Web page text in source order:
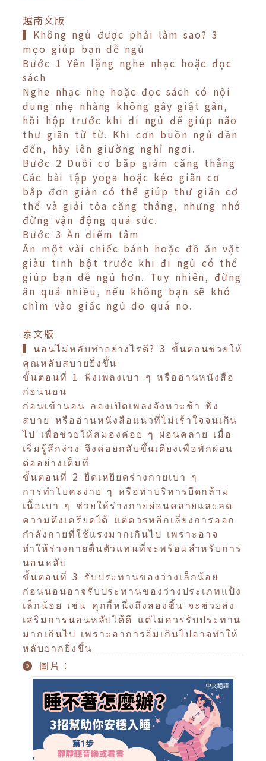
越南文版
▍Không ngủ được phải làm sao? 3
mẹo giúp bạn dễ ngủ
Bước 1 Yên lặng nghe nhạc hoặc đọc
sách
Nghe nhạc nhẹ hoặc đọc sách có nội
dung nhẹ nhàng không gây giật gân,
hồi hộp trước khi đi ngủ để giúp não
thư giãn từ từ. Khi cơn buồn ngủ dần
đến, hãy lên giường nghỉ ngơi.
Bước 2 Duỗi cơ bắp giảm căng thẳng
Các bài tập yoga hoặc kéo giãn cơ
bắp đơn giản có thể giúp thư giãn cơ
thể và giải tỏa căng thẳng, nhưng nhớ
đừng vận động quá sức.
Bước 3 Ăn điểm tâm
Ăn một vài chiếc bánh hoặc đồ ăn vặt
giàu tinh bột trước khi đi ngủ có thể
giúp bạn dễ ngủ hơn. Tuy nhiên, đừng
ăn quá nhiều, nếu không bạn sẽ khó
chìm vào giấc ngủ do quá no.
泰文版
▍นอนไม่หลับทำอย่างไรดี? 3 ขั้นตอนช่วยให้
คุณหลับสบายยิ่งขึ้น
ขั้นตอนที่ 1 ฟังเพลงเบา ๆ หรืออ่านหนังสือ
ก่อนนอน
ก่อนเข้านอน ลองเปิดเพลงจังหวะช้า ฟัง
สบาย หรืออ่านหนังสือแนวที่ไม่เร้าใจจนเกิน
ไป เพื่อช่วยให้สมองค่อย ๆ ผ่อนคลาย เมื่อ
เริ่มรู้สึกง่วง จึงค่อยกลับขึ้นเตียงเพื่อพักผ่อน
ต่ออย่างเต็มที่
ขั้นตอนที่ 2 ยืดเหยียดร่างกายเบา ๆ
การทำโยคะง่าย ๆ หรือท่าบริหารยืดกล้าม
เนื้อเบา ๆ ช่วยให้ร่างกายผ่อนคลายและลด
ความตึงเครียดได้ แต่ควรหลีกเลี่ยงการออก
กำลังกายที่ใช้แรงมากเกินไป เพราะอาจ
ทำให้ร่างกายตื่นตัวแทนที่จะพร้อมสำหรับการ
นอนหลับ
ขั้นตอนที่ 3 รับประทานของว่างเล็กน้อย
ก่อนนอนอาจรับประทานของว่างประเภทแป้ง
เล็กน้อย เช่น คุกกี้หนึ่งถึงสองชิ้น จะช่วยส่ง
เสริมการนอนหลับได้ดี แต่ไม่ควรรับประทาน
มากเกินไป เพราะอาการอิ่มเกินไปอาจทำให้
หลับยากยิ่งขึ้น
圖片：